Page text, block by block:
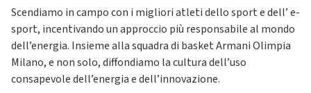
Scendiamo in campo con i migliori atleti dello sport e dell’ e-
sport, incentivando un approccio più responsabile al mondo
dell’energia. Insieme alla squadra di basket Armani Olimpia
Milano, e non solo, diffondiamo la cultura dell’uso
consapevole dell’energia e dell’innovazione.